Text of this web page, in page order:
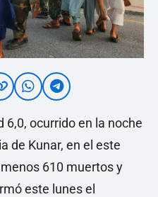
ocurrido en la noche
de Kunar, en el este
610 muertos y
este lunes el